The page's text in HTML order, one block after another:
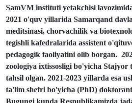
SamVM instituti yetakchisi
2021 o'quv yillarida Samarqand
meditsinasi, chorvachilik va
tegishli kafedralarida assistent
pedagogik faoliyatini olib borgan.
zoologiya ixtissosligi bo'yicha
tahsil olgan. 2021-2023 yillarda esa
ta'lim shefri bo'yicha (PhD)
Bugungi kunda Respublikamizda